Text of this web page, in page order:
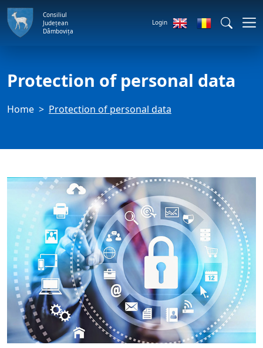
Consiliul
Județean
Dâmbovița
Login
Protection of personal data
Home Protection of personal data